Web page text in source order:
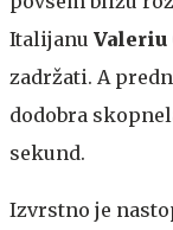
Italijanu
zadržati. A
dodobra
sekund.
Izvrstno je